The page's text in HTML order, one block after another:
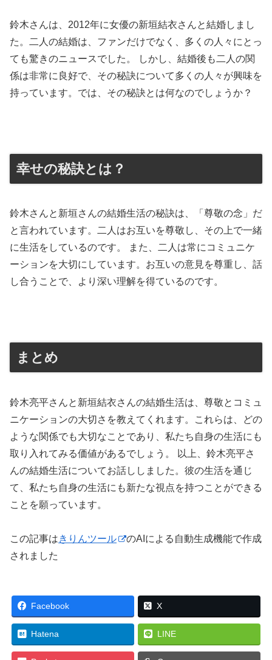
鈴木さんは、2012年に女優の新垣結衣さんと結婚しまし
た。二人の結婚は、ファンだけでなく、多くの人々にとっ
ても驚きのニュースでした。 しかし、結婚後も二人の関
係は非常に良好で、その秘訣について多くの人々が興味を
持っています。では、その秘訣とは何なのでしょうか？
幸せの秘訣とは？
鈴木さんと新垣さんの結婚生活の秘訣は、「尊敬の念」だ
と言われています。二人はお互いを尊敬し、その上で一緒
に生活をしているのです。 また、二人は常にコミュニケ
ーションを大切にしています。お互いの意見を尊重し、話
し合うことで、より深い理解を得ているのです。
まとめ
鈴木亮平さんと新垣結衣さんの結婚生活は、尊敬とコミュ
ニケーションの大切さを教えてくれます。これらは、どの
ような関係でも大切なことであり、私たち自身の生活にも
取り入れてみる価値があるでしょう。 以上、鈴木亮平さ
んの結婚生活についてお話ししました。彼の生活を通じ
て、私たち自身の生活にも新たな視点を持つことができる
ことを願っています。
この記事はきりんツール
のAIによる自動生成機能で作成
されました
Facebook X
Hatena LINE